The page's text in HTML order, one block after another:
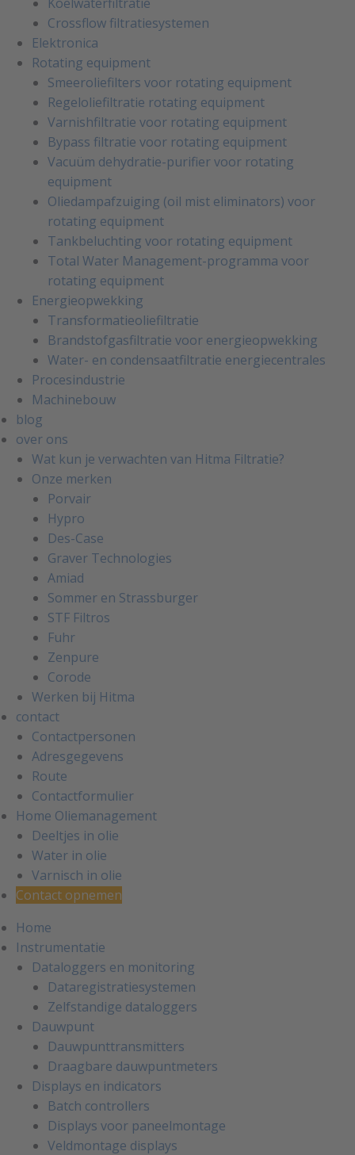
Crossflow filtratiesystemen
Elektronica
Rotating equipment
Smeeroliefilters voor rotating equipment
Regeloliefiltratie rotating equipment
Varnishfiltratie voor rotating equipment
Bypass filtratie voor rotating equipment
Vacuüm dehydratie-purifier voor rotating
equipment
Oliedampafzuiging (oil mist eliminators) voor
rotating equipment
Tankbeluchting voor rotating equipment
Total Water Management-programma voor
rotating equipment
Energieopwekking
Transformatieoliefiltratie
Brandstofgasfiltratie voor energieopwekking
Water- en condensaatfiltratie energiecentrales
Procesindustrie
Machinebouw
blog
over ons
Wat kun je verwachten van Hitma Filtratie?
Onze merken
Porvair
Hypro
Des-Case
Graver Technologies
Amiad
Sommer en Strassburger
STF Filtros
Fuhr
Zenpure
Corode
Werken bij Hitma
contact
Contactpersonen
Adresgegevens
Route
Contactformulier
Home Oliemanagement
Deeltjes in olie
Water in olie
Varnisch in olie
Contact opnemen
Home
Instrumentatie
Dataloggers en monitoring
Dataregistratiesystemen
Zelfstandige dataloggers
Dauwpunt
Dauwpunttransmitters
Draagbare dauwpuntmeters
Displays en indicators
Batch controllers
Displays voor paneelmontage
Veldmontage displays